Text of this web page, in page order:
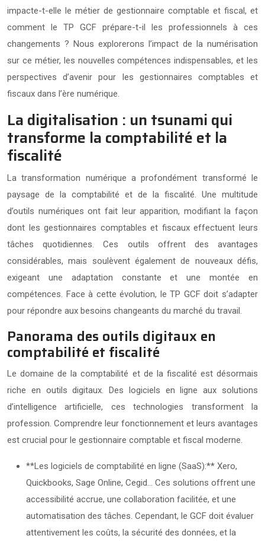
impacte-t-elle le métier de gestionnaire comptable et fiscal, et
comment le TP GCF prépare-t-il les professionnels à ces
changements ? Nous explorerons l’impact de la numérisation
sur ce métier, les nouvelles compétences indispensables, et les
perspectives d’avenir pour les gestionnaires comptables et
fiscaux dans l’ère numérique.
La digitalisation : un tsunami qui
transforme la comptabilité et la
fiscalité
La transformation numérique a profondément transformé le
paysage de la comptabilité et de la fiscalité. Une multitude
d’outils numériques ont fait leur apparition, modifiant la façon
dont les gestionnaires comptables et fiscaux effectuent leurs
tâches quotidiennes. Ces outils offrent des avantages
considérables, mais soulèvent également de nouveaux défis,
exigeant une adaptation constante et une montée en
compétences. Face à cette évolution, le TP GCF doit s’adapter
pour répondre aux besoins changeants du marché du travail.
Panorama des outils digitaux en
comptabilité et fiscalité
Le domaine de la comptabilité et de la fiscalité est désormais
riche en outils digitaux. Des logiciels en ligne aux solutions
d’intelligence artificielle, ces technologies transforment la
profession. Comprendre leur fonctionnement et leurs avantages
est crucial pour le gestionnaire comptable et fiscal moderne.
**Les logiciels de comptabilité en ligne (SaaS):** Xero,
Quickbooks, Sage Online, Cegid… Ces solutions offrent une
accessibilité accrue, une collaboration facilitée, et une
automatisation des tâches. Cependant, le GCF doit évaluer
attentivement les coûts, la sécurité des données, et la